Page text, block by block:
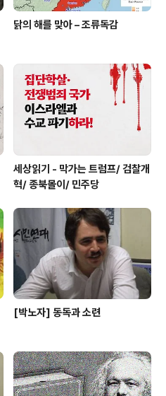
닭의 해를 맞아 – 조류독감
세상읽기 - 막가는 트럼프/ 검찰개
혁/ 종북몰이/ 민주당
[박노자] 동독과 소련